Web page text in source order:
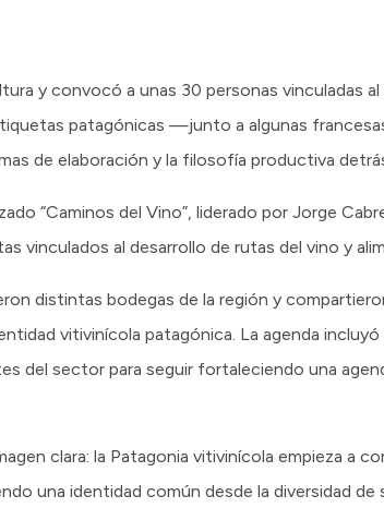
y convocó a unas 30 personas vinculadas
patagónicas —junto a algunas
de elaboración y la filosofía productiva
“Caminos del Vino”, liderado por Jorge
vinculados al desarrollo de rutas del vino y
distintas bodegas de la región y
vitivinícola patagónica. La agenda
del sector para seguir fortaleciendo una
clara: la Patagonia vitivinícola empieza a
una identidad común desde la diversidad de